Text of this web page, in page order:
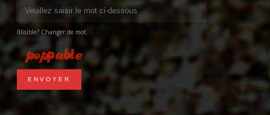
Illisible? Changer de mot.
ENVOYER